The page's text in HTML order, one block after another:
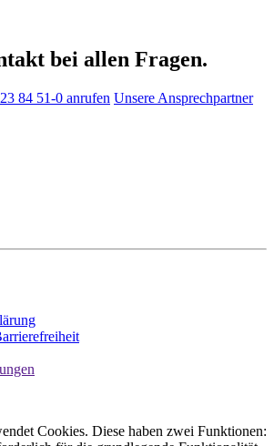
bei allen Fragen.
84 51-0 anrufen Unsere Ansprechpartner
Cookies. Diese haben zwei Funktionen: